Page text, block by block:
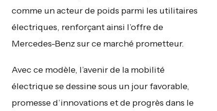
comme un acteur de poids parmi les utilitaires
électriques, renforçant ainsi l’offre de
Mercedes-Benz sur ce marché prometteur.
Avec ce modèle, l’avenir de la mobilité
électrique se dessine sous un jour favorable,
promesse d’innovations et de progrès dans le